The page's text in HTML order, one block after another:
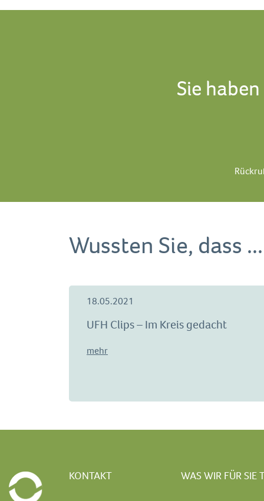
Sie
Wussten Sie, dass ...
18.05.2021
UFH Clips – Im Kreis gedacht
mehr
KONTAKT WAS WIR FÜR SIE